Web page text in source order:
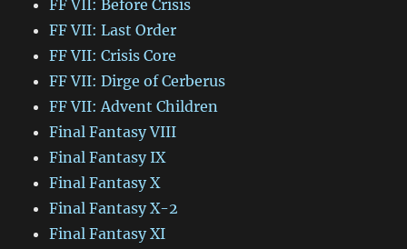
FF VII: Before Crisis
FF VII: Last Order
FF VII: Crisis Core
FF VII: Dirge of Cerberus
FF VII: Advent Children
Final Fantasy VIII
Final Fantasy IX
Final Fantasy X
Final Fantasy X-2
Final Fantasy XI